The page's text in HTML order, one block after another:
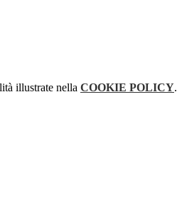
illustrate nella COOKIE POLICY.